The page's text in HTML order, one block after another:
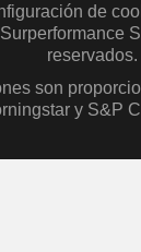
de
reservados.
son
y S&P